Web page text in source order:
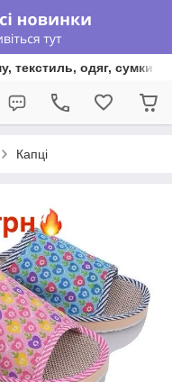
одяг, сумки
Капці